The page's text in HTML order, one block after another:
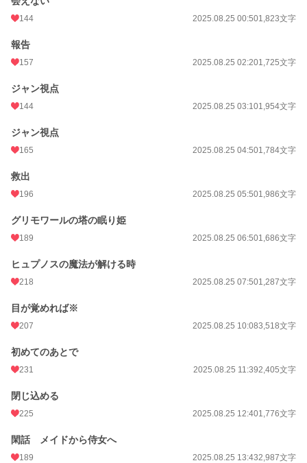
累計ポイント
144 2025.08.25 00:501,823文字
報告
157 2025.08.25 02:201,725文字
ジャン視点
144 2025.08.25 03:101,954文字
ジャン視点
165 2025.08.25 04:501,784文字
救出
196 2025.08.25 05:501,986文字
グリモワールの塔の眠り姫
189 2025.08.25 06:501,686文字
ヒュプノスの魔法が解ける時
218 2025.08.25 07:501,287文字
目が覚めれば※
207 2025.08.25 10:083,518文字
初めてのあとで
231 2025.08.25 11:392,405文字
閉じ込める
225 2025.08.25 12:401,776文字
閑話 メイドから侍女へ
189 2025.08.25 13:432,987文字